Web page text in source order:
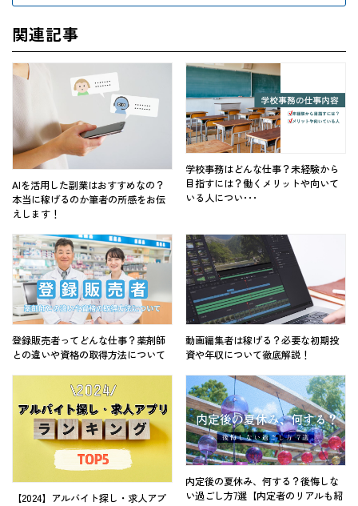
関連記事
AIを活用した副業はおすすめなの？
本当に稼げるのか筆者の所感をお伝
えします！
学校事務はどんな仕事？未経験から
目指すには？働くメリットや向いて
いる人につい･･･
登録販売者ってどんな仕事？薬剤師
との違いや資格の取得方法について
動画編集者は稼げる？必要な初期投
資や年収について徹底解説！
【2024】アルバイト探し・求人アプ
内定後の夏休み、何する？後悔しな
い過ごし方7選【内定者のリアルも紹